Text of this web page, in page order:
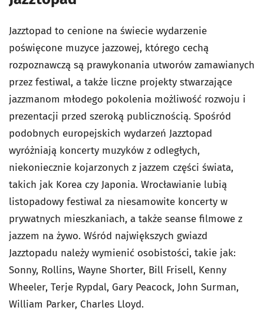
Jazztopad to cenione na świecie wydarzenie
poświęcone muzyce jazzowej, którego cechą
rozpoznawczą są prawykonania utworów zamawianych
przez festiwal, a także liczne projekty stwarzające
jazzmanom młodego pokolenia możliwość rozwoju i
prezentacji przed szeroką publicznością. Spośród
podobnych europejskich wydarzeń Jazztopad
wyróżniają koncerty muzyków z odległych,
niekoniecznie kojarzonych z jazzem części świata,
takich jak Korea czy Japonia. Wrocławianie lubią
listopadowy festiwal za niesamowite koncerty w
prywatnych mieszkaniach, a także seanse filmowe z
jazzem na żywo. Wśród największych gwiazd
Jazztopadu należy wymienić osobistości, takie jak:
Sonny, Rollins, Wayne Shorter, Bill Frisell, Kenny
Wheeler, Terje Rypdal, Gary Peacock, John Surman,
William Parker, Charles Lloyd.